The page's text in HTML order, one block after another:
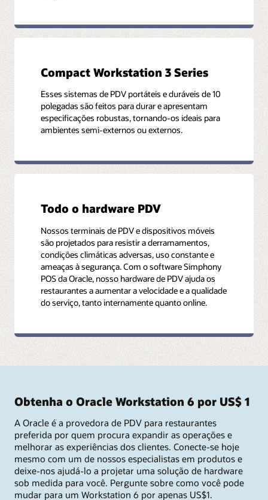
Compact Workstation 3 Series
Esses sistemas de PDV portáteis e duráveis ​​de 10
polegadas são feitos para durar e apresentam
especificações robustas, tornando-os ideais para
ambientes semi-externos ou externos.
Todo o hardware PDV
Nossos terminais de PDV e dispositivos móveis
são projetados para resistir a derramamentos,
condições climáticas adversas, uso constante e
ameaças à segurança. Com o software Simphony
POS da Oracle, nosso hardware de PDV ajuda os
restaurantes a aumentar a velocidade e a qualidade
do serviço, tanto internamente quanto online.
Obtenha o Oracle Workstation 6 por US$ 1
A Oracle é a provedora de PDV para restaurantes
preferida por quem procura expandir as operações e
melhorar as experiências dos clientes. Conecte-se hoje
mesmo com um de nossos especialistas em produtos e
deixe-nos ajudá-lo a projetar uma solução de hardware
sob medida para você. Pergunte sobre como você pode
mudar para um Workstation 6 por apenas US$1.